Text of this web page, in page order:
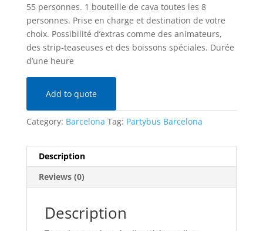
55 personnes. 1 bouteille de cava toutes les 8
personnes. Prise en charge et destination de votre
choix. Possibilité d’extras comme des animateurs,
des strip-teaseuses et des boissons spéciales. Durée
d’une heure
Add to quote
Category: Barcelona Tag: Partybus Barcelona
Description
Reviews (0)
Description